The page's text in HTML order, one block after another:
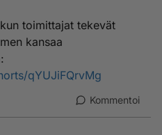
toimittajat tekevät
kansaa
qYUJiFQrvMg
Kommentoi